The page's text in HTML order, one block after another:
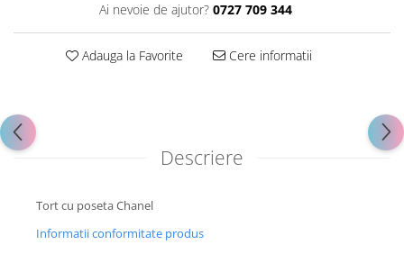
Ai nevoie de ajutor? 0727 709 344
Adauga la Favorite Cere informatii
Descriere
Tort cu poseta Chanel
Informatii conformitate produs